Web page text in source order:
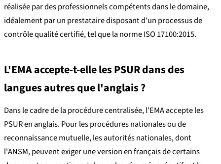
réalisée par des professionnels compétents dans le domaine,
idéalement par un prestataire disposant d'un processus de
contrôle qualité certifié, tel que la norme ISO 17100:2015.
L'EMA accepte-t-elle les PSUR dans des
langues autres que l'anglais ?
Dans le cadre de la procédure centralisée, l'EMA accepte les
PSUR en anglais. Pour les procédures nationales ou de
reconnaissance mutuelle, les autorités nationales, dont
l'ANSM, peuvent exiger une version en français de certains